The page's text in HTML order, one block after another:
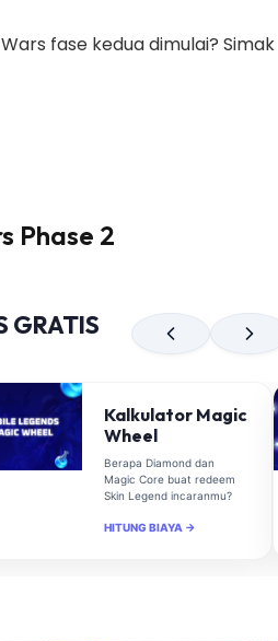
fase kedua dimulai? Simak
Phase 2
GRATIS
Kalkulator Magic
Wheel
Berapa Diamond dan
Magic Core buat redeem
Skin Legend incaranmu?
HITUNG BIAYA →